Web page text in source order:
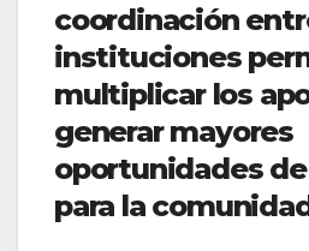
coordinación
instituciones
multiplicar los
generar mayores
oportunidades
para la